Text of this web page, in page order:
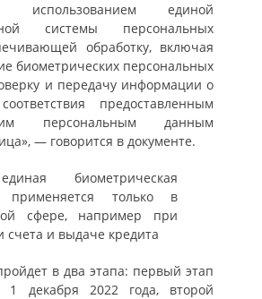
единой
системы персональных
обработку, включая
биометрических персональных
и передачу информации о
предоставленным
персональным данным
— говорится в документе.
биометрическая
применяется только в
сфере, например при
счета и выдаче кредита
в два этапа: первый этап
1 декабря 2022 года, второй